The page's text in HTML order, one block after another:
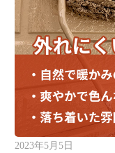
2023年5月5日